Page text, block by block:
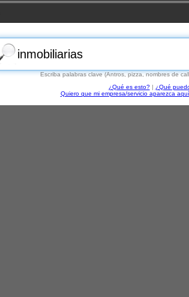
Escriba palabras clave (Antros, pizza, nombres de
¿Qué es esto?| ¿Qué
Quiero que mi empresa/servicio aparezca aquí